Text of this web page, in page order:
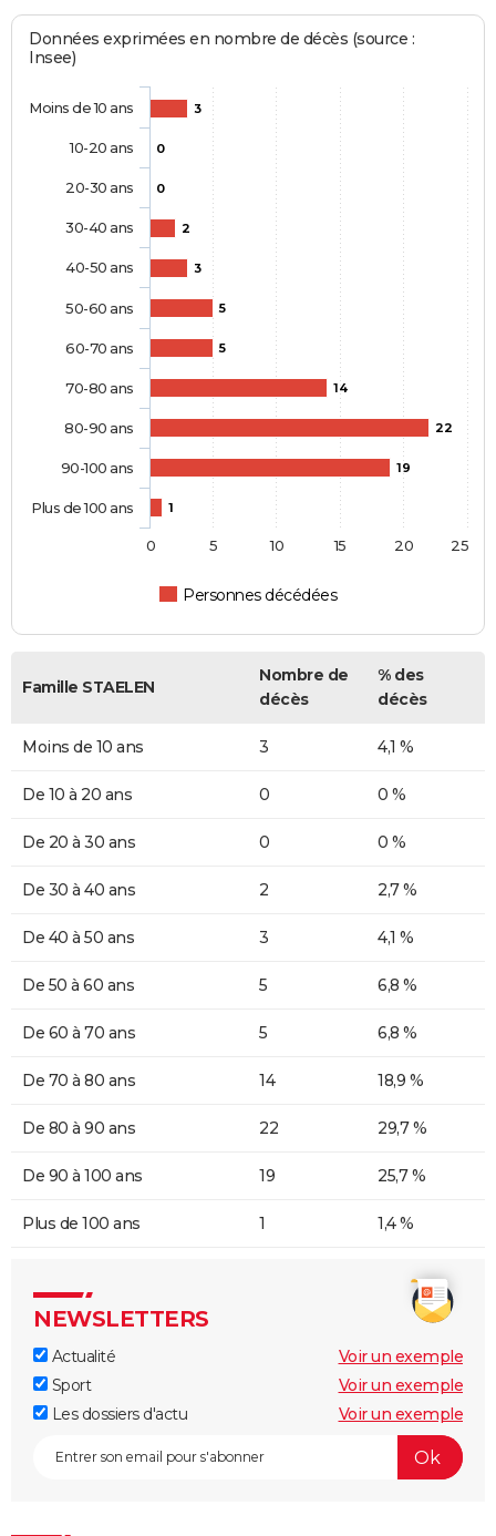
Données exprimées en nombre de décès (source :
Insee)
3
0
0
2
3
5
5
14
22
19
1
Personnes décédées
Moins de 10 ans
10-20 ans
20-30 ans
30-40 ans
40-50 ans
50-60 ans
60-70 ans
70-80 ans
80-90 ans
90-100 ans
Plus de 100 ans
0 5 10 15 20 25
Famille STAELEN
Nombre de
décès
% des
décès
Moins de 10 ans 3 4,1 %
De 10 à 20 ans 0 0 %
De 20 à 30 ans 0 0 %
De 30 à 40 ans 2 2,7 %
De 40 à 50 ans 3 4,1 %
De 50 à 60 ans 5 6,8 %
De 60 à 70 ans 5 6,8 %
De 70 à 80 ans 14 18,9 %
De 80 à 90 ans 22 29,7 %
De 90 à 100 ans 19 25,7 %
Plus de 100 ans 1 1,4 %
NEWSLETTERS
Actualité
Voir un exemple
Sport
Voir un exemple
Les dossiers d'actu
Voir un exemple